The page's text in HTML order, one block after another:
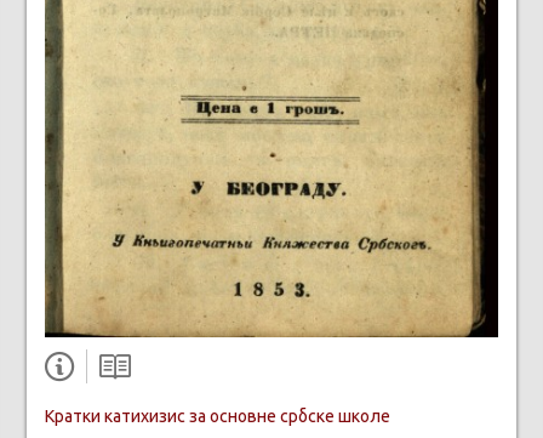
Кратки катихизис за основне србске школе